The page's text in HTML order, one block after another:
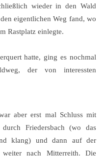
wieder in den Wald
eigentlichen Weg fand, wo
Rastplatz einlegte.
hatte, ging es nochmal
der von interessten
aber erst mal Schluss mit
Friedersbach (wo das
klang) und dann auf der
nach Mitterreith. Die